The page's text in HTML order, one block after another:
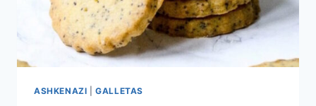
ASHKENAZI |GALLETAS